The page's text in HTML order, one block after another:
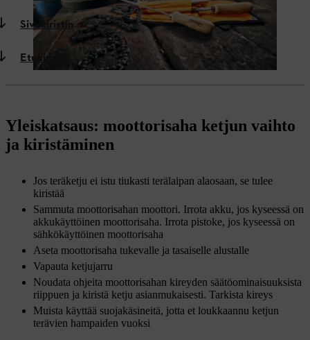
Sivukiristin
Etukiristin
Yleiskatsaus: moottorisaha ketjun vaihto
ja kiristäminen
Jos teräketju ei istu tiukasti terälaipan alaosaan, se tulee
kiristää
Sammuta moottorisahan moottori. Irrota akku, jos kyseessä on
akkukäyttöinen moottorisaha. Irrota pistoke, jos kyseessä on
sähkökäyttöinen moottorisaha
Aseta moottorisaha tukevalle ja tasaiselle alustalle
Vapauta ketjujarru
Noudata ohjeita moottorisahan kireyden säätöominaisuuksista
riippuen ja kiristä ketju asianmukaisesti. Tarkista kireys
Muista käyttää suojakäsineitä, jotta et loukkaannu ketjun
terävien hampaiden vuoksi